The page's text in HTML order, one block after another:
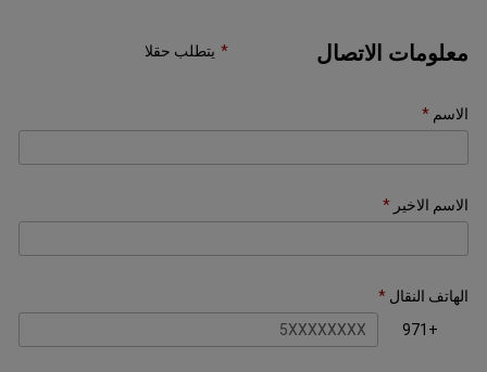
معلومات الاتصال يتطلب حقلا
الاسم
الاسم الاخير
الهاتف النقال
+971